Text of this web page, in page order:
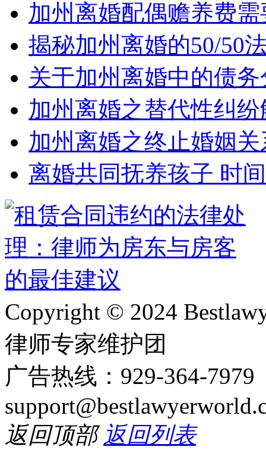
加州离婚配偶赡养费
揭秘加州离婚的50/50
关于加州离婚中的债
加州离婚之替代性纠
加州离婚之终止婚姻关
离婚共同抚养孩子 时
Copyright © 2024
律师专家维护团
广告热线：929-364-
返回顶部 返回列表